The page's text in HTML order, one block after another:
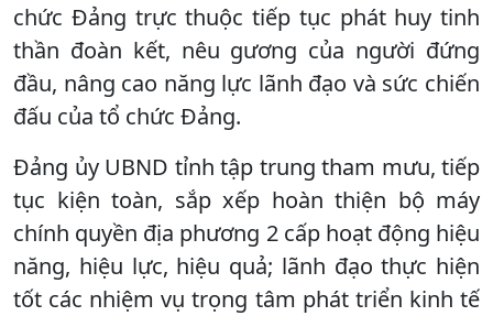
chức Đảng trực thuộc tiếp tục phát huy tinh
thần đoàn kết, nêu gương của người đứng
đầu, nâng cao năng lực lãnh đạo và sức chiến
đấu của tổ chức Đảng.
Đảng ủy UBND tỉnh tập trung tham mưu, tiếp
tục kiện toàn, sắp xếp hoàn thiện bộ máy
chính quyền địa phương 2 cấp hoạt động hiệu
năng, hiệu lực, hiệu quả; lãnh đạo thực hiện
tốt các nhiệm vụ trọng tâm phát triển kinh tế